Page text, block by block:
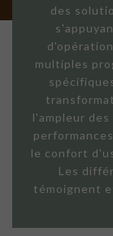
des
multiples
l'ampleur
le confort
Les
témoignent